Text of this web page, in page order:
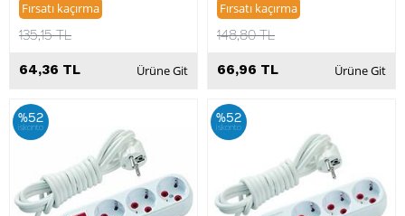
Fırsatı kaçırma
135,15 TL
64,36 TL Ürüne Git
Fırsatı kaçırma
148,80 TL
66,96 TL Ürüne Git
%52
iskonto
%52
iskonto